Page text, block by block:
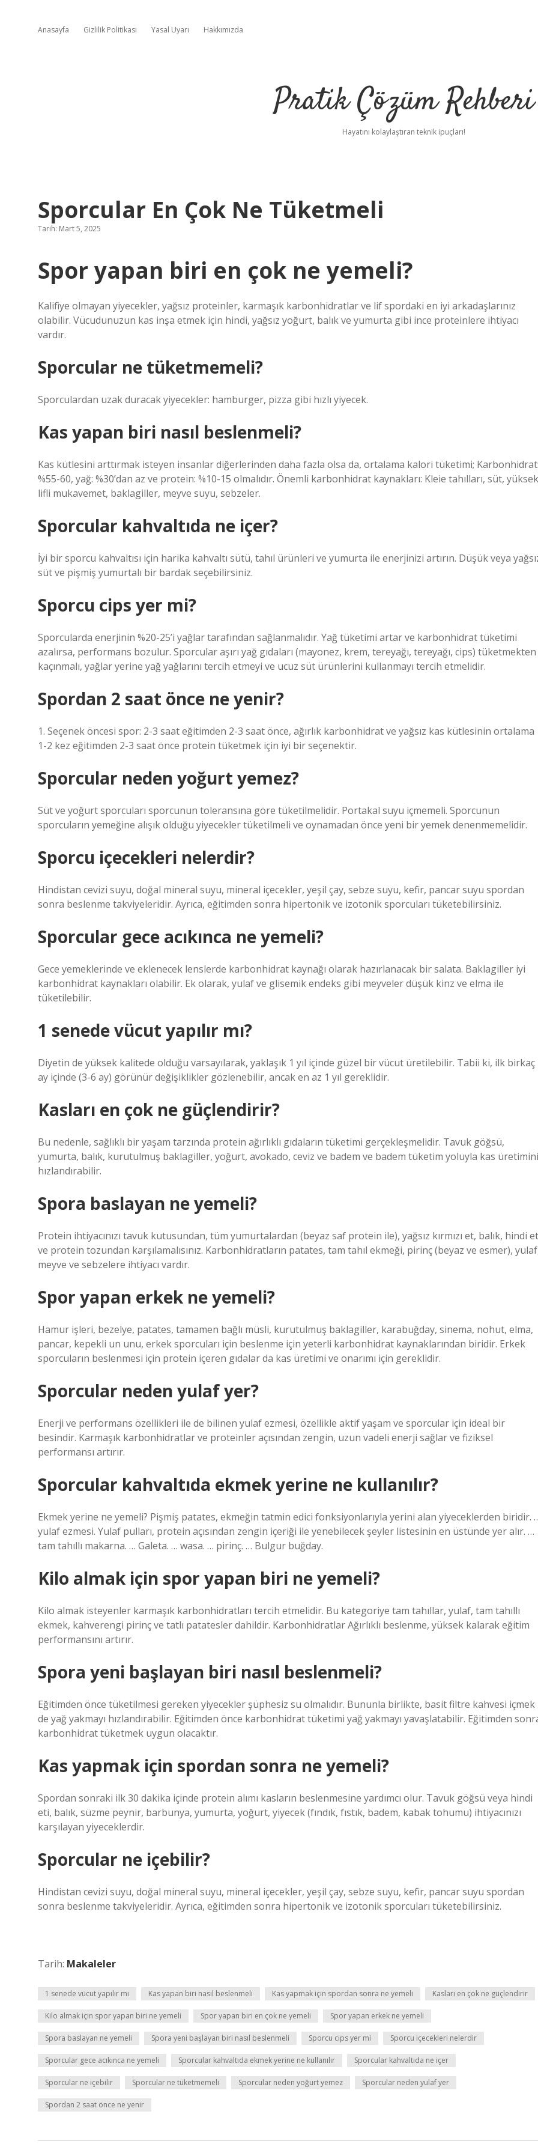
Anasayfa Gizlilik Politikası Yasal Uyarı Hakkımızda
Pratik Çözüm Rehberi
Hayatını kolaylaştıran teknik ipuçları!
Sporcular En Çok Ne Tüketmeli
Tarih: Mart 5, 2025
Spor yapan biri en çok ne yemeli?
Kalifiye olmayan yiyecekler, yağsız proteinler, karmaşık karbonhidratlar ve lif spordaki en iyi arkadaşlarınız
olabilir. Vücudunuzun kas inşa etmek için hindi, yağsız yoğurt, balık ve yumurta gibi ince proteinlere ihtiyacı
vardır.
Sporcular ne tüketmemeli?
Sporculardan uzak duracak yiyecekler: hamburger, pizza gibi hızlı yiyecek.
Kas yapan biri nasıl beslenmeli?
Kas kütlesini arttırmak isteyen insanlar diğerlerinden daha fazla olsa da, ortalama kalori tüketimi; Karbonhidrat:
%55-60, yağ: %30’dan az ve protein: %10-15 olmalıdır. Önemli karbonhidrat kaynakları: Kleie tahılları, süt, yüksek
lifli mukavemet, baklagiller, meyve suyu, sebzeler.
Sporcular kahvaltıda ne içer?
İyi bir sporcu kahvaltısı için harika kahvaltı sütü, tahıl ürünleri ve yumurta ile enerjinizi artırın. Düşük veya
süt ve pişmiş yumurtalı bir bardak seçebilirsiniz.
Sporcu cips yer mi?
Sporcularda enerjinin %20-25’i yağlar tarafından sağlanmalıdır. Yağ tüketimi artar ve karbonhidrat tüketimi
azalırsa, performans bozulur. Sporcular aşırı yağ gıdaları (mayonez, krem, tereyağı, tereyağı, cips) tüketmekten
kaçınmalı, yağlar yerine yağ yağlarını tercih etmeyi ve ucuz süt ürünlerini kullanmayı tercih etmelidir.
Spordan 2 saat önce ne yenir?
1. Seçenek öncesi spor: 2-3 saat eğitimden 2-3 saat önce, ağırlık karbonhidrat ve yağsız kas kütlesinin ortalama
1-2 kez eğitimden 2-3 saat önce protein tüketmek için iyi bir seçenektir.
Sporcular neden yoğurt yemez?
Süt ve yoğurt sporcuları sporcunun toleransına göre tüketilmelidir. Portakal suyu içmemeli. Sporcunun
sporcuların yemeğine alışık olduğu yiyecekler tüketilmeli ve oynamadan önce yeni bir yemek denenmemelidir.
Sporcu içecekleri nelerdir?
Hindistan cevizi suyu, doğal mineral suyu, mineral içecekler, yeşil çay, sebze suyu, kefir, pancar suyu spordan
sonra beslenme takviyeleridir. Ayrıca, eğitimden sonra hipertonik ve izotonik sporcuları tüketebilirsiniz.
Sporcular gece acıkınca ne yemeli?
Gece yemeklerinde ve eklenecek lenslerde karbonhidrat kaynağı olarak hazırlanacak bir salata. Baklagiller iyi
karbonhidrat kaynakları olabilir. Ek olarak, yulaf ve glisemik endeks gibi meyveler düşük kinz ve elma ile
tüketilebilir.
1 senede vücut yapılır mı?
Diyetin de yüksek kalitede olduğu varsayılarak, yaklaşık 1 yıl içinde güzel bir vücut üretilebilir. Tabii ki, ilk birkaç
ay içinde (3-6 ay) görünür değişiklikler gözlenebilir, ancak en az 1 yıl gereklidir.
Kasları en çok ne güçlendirir?
Bu nedenle, sağlıklı bir yaşam tarzında protein ağırlıklı gıdaların tüketimi gerçekleşmelidir. Tavuk göğsü,
yumurta, balık, kurutulmuş baklagiller, yoğurt, avokado, ceviz ve badem ve badem tüketim yoluyla kas üretimini
hızlandırabilir.
Spora baslayan ne yemeli?
Protein ihtiyacınızı tavuk kutusundan, tüm yumurtalardan (beyaz saf protein ile), yağsız kırmızı et, balık, hindi
ve protein tozundan karşılamalısınız. Karbonhidratların patates, tam tahıl ekmeği, pirinç (beyaz ve esmer),
meyve ve sebzelere ihtiyacı vardır.
Spor yapan erkek ne yemeli?
Hamur işleri, bezelye, patates, tamamen bağlı müsli, kurutulmuş baklagiller, karabuğday, sinema, nohut, elma,
pancar, kepekli un unu, erkek sporcuları için beslenme için yeterli karbonhidrat kaynaklarından biridir. Erkek
sporcuların beslenmesi için protein içeren gıdalar da kas üretimi ve onarımı için gereklidir.
Sporcular neden yulaf yer?
Enerji ve performans özellikleri ile de bilinen yulaf ezmesi, özellikle aktif yaşam ve sporcular için ideal bir
besindir. Karmaşık karbonhidratlar ve proteinler açısından zengin, uzun vadeli enerji sağlar ve fiziksel
performansı artırır.
Sporcular kahvaltıda ekmek yerine ne kullanılır?
Ekmek yerine ne yemeli? Pişmiş patates, ekmeğin tatmin edici fonksiyonlarıyla yerini alan yiyeceklerden biridir.
yulaf ezmesi. Yulaf pulları, protein açısından zengin içeriği ile yenebilecek şeyler listesinin en üstünde yer alır. …
tam tahıllı makarna. … Galeta. … wasa. … pirinç. … Bulgur buğday.
Kilo almak için spor yapan biri ne yemeli?
Kilo almak isteyenler karmaşık karbonhidratları tercih etmelidir. Bu kategoriye tam tahıllar, yulaf, tam tahıllı
ekmek, kahverengi pirinç ve tatlı patatesler dahildir. Karbonhidratlar Ağırlıklı beslenme, yüksek kalarak eğitim
performansını artırır.
Spora yeni başlayan biri nasıl beslenmeli?
Eğitimden önce tüketilmesi gereken yiyecekler şüphesiz su olmalıdır. Bununla birlikte, basit filtre kahvesi içmek
de yağ yakmayı hızlandırabilir. Eğitimden önce karbonhidrat tüketimi yağ yakmayı yavaşlatabilir. Eğitimden
karbonhidrat tüketmek uygun olacaktır.
Kas yapmak için spordan sonra ne yemeli?
Spordan sonraki ilk 30 dakika içinde protein alımı kasların beslenmesine yardımcı olur. Tavuk göğsü veya hindi
eti, balık, süzme peynir, barbunya, yumurta, yoğurt, yiyecek (fındık, fıstık, badem, kabak tohumu) ihtiyacınızı
karşılayan yiyeceklerdir.
Sporcular ne içebilir?
Hindistan cevizi suyu, doğal mineral suyu, mineral içecekler, yeşil çay, sebze suyu, kefir, pancar suyu spordan
sonra beslenme takviyeleridir. Ayrıca, eğitimden sonra hipertonik ve izotonik sporcuları tüketebilirsiniz.
Tarih: Makaleler
1 senede vücut yapılır mı Kas yapan biri nasıl beslenmeli Kas yapmak için spordan sonra ne yemeli Kasları en çok ne güçlendirir
Kilo almak için spor yapan biri ne yemeli Spor yapan biri en çok ne yemeli Spor yapan erkek ne yemeli
Spora baslayan ne yemeli Spora yeni başlayan biri nasıl beslenmeli Sporcu cips yer mi Sporcu içecekleri nelerdir
Sporcular gece acıkınca ne yemeli Sporcular kahvaltıda ekmek yerine ne kullanılır Sporcular kahvaltıda ne içer
Sporcular ne içebilir Sporcular ne tüketmemeli Sporcular neden yoğurt yemez Sporcular neden yulaf yer
Spordan 2 saat önce ne yenir